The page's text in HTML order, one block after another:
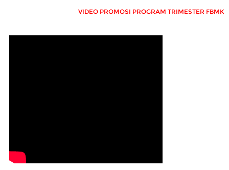
VIDEO PROMOSI PROGRAM TRIMESTER FBMK